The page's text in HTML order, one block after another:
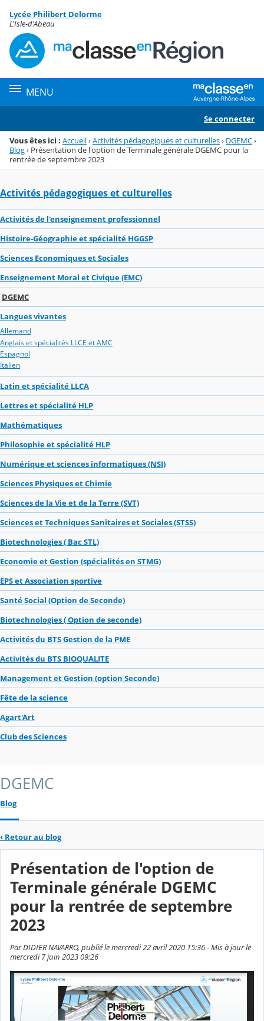
Menu de la rubrique
Contenu
Lycée Philibert Delorme
L'Isle-d'Abeau
MENU
Se connecter
Vous êtes ici : Accueil›Activités pédagogiques et culturelles› DGEMC›
Blog› Présentation de l'option de Terminale générale DGEMC pour la
rentrée de septembre 2023
Activités pédagogiques et culturelles
Activités de l'enseignement professionnel
Histoire-Géographie et spécialité HGGSP
Sciences Economiques et Sociales
Enseignement Moral et Civique (EMC)
DGEMC
Langues vivantes
Allemand
Anglais et spécialités LLCE et AMC
Espagnol
Italien
Latin et spécialité LLCA
Lettres et spécialité HLP
Mathématiques
Philosophie et spécialité HLP
Numérique et sciences informatiques (NSI)
Sciences Physiques et Chimie
Sciences de la Vie et de la Terre (SVT)
Sciences et Techniques Sanitaires et Sociales (STSS)
Biotechnologies ( Bac STL)
Economie et Gestion (spécialités en STMG)
EPS et Association sportive
Santé Social (Option de Seconde)
Biotechnologies ( Option de seconde)
Activités du BTS Gestion de la PME
Activités du BTS BIOQUALITE
Management et Gestion (option Seconde)
Fête de la science
Agart'Art
Club des Sciences
DGEMC
Blog
‹ Retour au blog
Présentation de l'option de
Terminale générale DGEMC
pour la rentrée de septembre
2023
Par DIDIER NAVARRO, publié le mercredi 22 avril 2020 15:36 - Mis à jour le
mercredi 7 juin 2023 09:26